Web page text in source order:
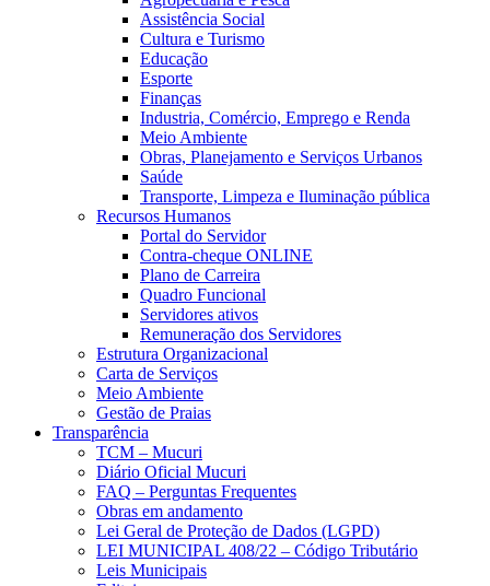
Assistência Social
Cultura e Turismo
Educação
Esporte
Finanças
Industria, Comércio, Emprego e Renda
Meio Ambiente
Obras, Planejamento e Serviços Urbanos
Saúde
Transporte, Limpeza e Iluminação pública
Recursos Humanos
Portal do Servidor
Contra-cheque ONLINE
Plano de Carreira
Quadro Funcional
Servidores ativos
Remuneração dos Servidores
Estrutura Organizacional
Carta de Serviços
Meio Ambiente
Gestão de Praias
Transparência
TCM – Mucuri
Diário Oficial Mucuri
FAQ – Perguntas Frequentes
Obras em andamento
Lei Geral de Proteção de Dados (LGPD)
LEI MUNICIPAL 408/22 – Código Tributário
Leis Municipais